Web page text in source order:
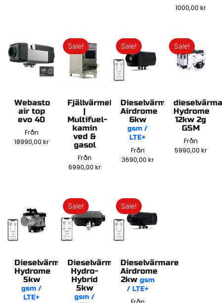
1000,00 kr
Webasto
air top
evo 40
Från
18990,00kr
Sale!
Fjällvärmekaminen
|
Multifuel-
kamin
ved &
gasol
Från
6990,00 kr
Sale!
Dieselvärmare
Airdrome
6kw
gsm /
LTE+
Från
3690,00 kr
Sale!
Hydrome
12kw 2g
GSM
Från
5990,00 kr
Dieselvärmare
Hydrome
5kw
gsm /
LTE+
Sale!
Dieselvärmare
Hydro-
Hybrid
5kw
gsm /
Sale!
Dieselvärmare
Airdrome
2kw gsm
/ LTE+